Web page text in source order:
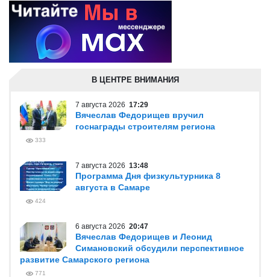
В ЦЕНТРЕ ВНИМАНИЯ
7 августа 2026 17:29
Вячеслав Федорищев вручил
госнаграды строителям региона
333
7 августа 2026 13:48
Программа Дня физкультурника 8
августа в Самаре
424
6 августа 2026 20:47
Вячеслав Федорищев и Леонид
Симановский обсудили перспективное
развитие Самарского региона
771